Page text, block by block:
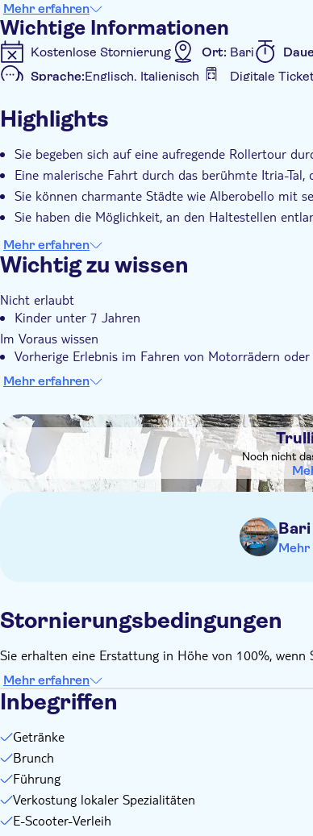
Ihr Abenteuer beginnt im Itria-Tal, wo Sie
Die Tour beinhaltet auch einen Besuch der Selva
den städtischen Landschaften bietet.
Unterwegs haben Sie die Möglichkeit, lokale
garantiert einige unvergessliche Fotos schießen.
Diese Tour bietet eine Mischung aus
Geist Apuliens widerspiegeln.
Mehr erfahren
Wichtige Informationen
Kostenlose Stornierung Ort: Bari
Sprache:Englisch, Italienisch Digitale
Sofortbestätigung
Digitale Buchungsbestätigung
Highlights
Sie begeben sich auf eine aufregende Rollertour
Eine malerische Fahrt durch das berühmte Itria-
Sie können charmante Städte wie Alberobello mit
Sie haben die Möglichkeit, an den Haltestellen
Mehr erfahren
Wichtig zu wissen
Nicht erlaubt
Kinder unter 7 Jahren
Im Voraus wissen
Vorherige Erlebnis im Fahren von Motorrädern
Meinung ist, dass ein Teilnehmer nicht in der Lage
werden und es wird keine Rückerstattung gewährt.
Das Mindestalter für das Fahren ist 18 Jahre alt.
Jeder Motorroller kann maximal 2 Gäste befördern.
Kinder müssen immer von einem Erwachsenen
Die Tour wird von einem mehrsprachigen
Bitte mitbringen:
Ein gültiger italienischer/EU-Führerschein oder
Personal vor Ort auf Anfrage am Tag der Tour
Mehr erfahren
DSA1Trulli of Alberobello
Noch nicht
Bari
Stornierungsbedingungen
Sie erhalten eine Erstattung in Höhe von 100%,
Mehr erfahren
Inbegriffen
Getränke
Brunch
Führung
Verkostung lokaler Spezialitäten
E-Scooter-Verleih